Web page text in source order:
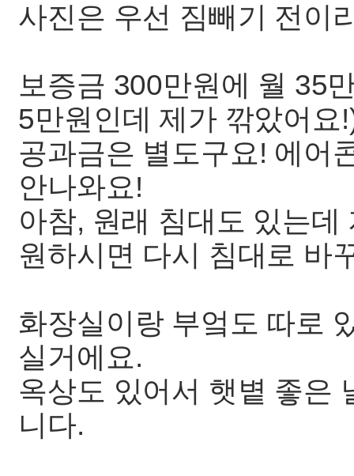
사진은 우선 짐빼기 전이
보증금 300만원에 월 35
5만원인데 제가 깎았어요
공과금은 별도구요! 에어
안나와요!
아참, 원래 침대도 있는
원하시면 다시 침대로 바
화장실이랑 부엌도 따로
실거에요.
옥상도 있어서 햇볕 좋은
니다.